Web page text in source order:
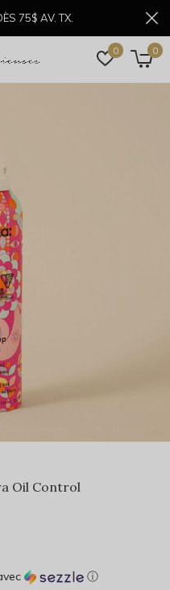
0 0
75$ AV. TX.
Oil Control
ⓘ